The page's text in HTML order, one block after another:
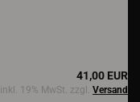
41,00 EUR
inkl. 19% MwSt. zzgl. Versand